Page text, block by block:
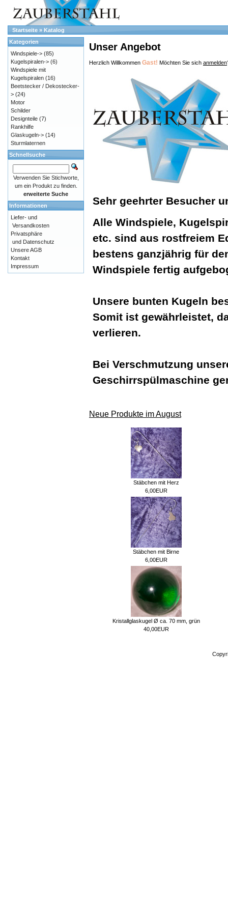
Startseite » Katalog
Unser Angebot
Herzlich Willkommen Gast! Möchten Sie sich anmelden
Sehr geehrter Besucher
Alle Windspiele,
etc. sind aus rostfreiem
bestens ganzjährig für
Windspiele fertig
Unsere bunten Kugeln
Somit ist gewährleistet,
verlieren.
Bei Verschmutzung
Geschirrspülmaschine
Neue Produkte im August
Stäbchen mit Herz
6,00EUR
Stäbchen mit Birne
6,00EUR
Kristallglaskugel Ø ca. 70 mm, grün
40,00EUR
Kategorien
Windspiele-> (85)
Kugelspiralen-> (6)
Windspiele mit
Kugelspiralen (16)
Beetstecker / Dekostecker-
> (24)
Motor
Schilder
Designteile (7)
Rankhilfe
Glaskugeln-> (14)
Sturmlaternen
Schnellsuche
Verwenden Sie Stichworte,
um ein Produkt zu finden.
erweiterte Suche
Informationen
Liefer- und
Versandkosten
Privatsphäre
und Datenschutz
Unsere AGB
Kontakt
Impressum